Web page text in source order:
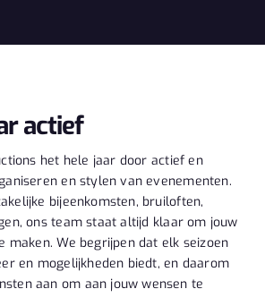
actief
het hele jaar door actief en
en stylen van evenementen.
bijeenkomsten, bruiloften,
ons team staat altijd klaar om jouw
maken. We begrijpen dat elk seizoen
en mogelijkheden biedt, en daarom
aan om aan jouw wensen te